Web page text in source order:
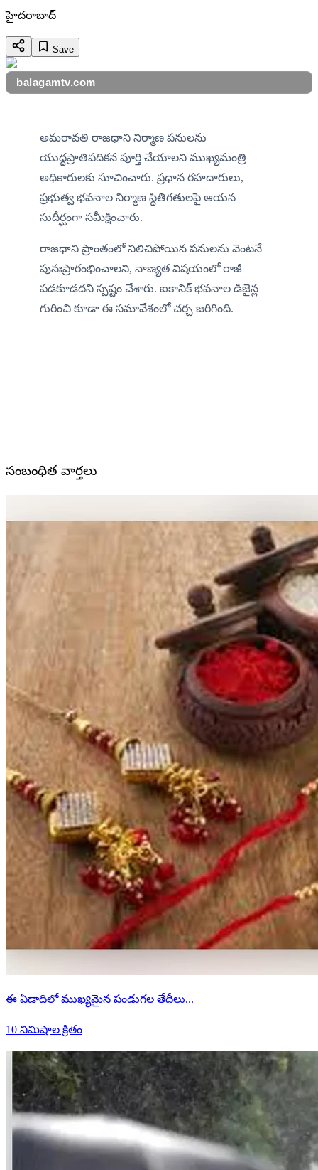
హైదరాబాద్
Save
balagamtv.com
అమరావతి రాజధాని నిర్మాణ పనులను
యుద్ధప్రాతిపదికన పూర్తి చేయాలని ముఖ్యమంత్రి
అధికారులకు సూచించారు. ప్రధాన రహదారులు,
ప్రభుత్వ భవనాల నిర్మాణ స్థితిగతులపై ఆయన
సుదీర్ఘంగా సమీక్షించారు.
రాజధాని ప్రాంతంలో నిలిచిపోయిన పనులను వెంటనే
పునఃప్రారంభించాలని, నాణ్యత విషయంలో రాజీ
పడకూడదని స్పష్టం చేశారు. ఐకానిక్ భవనాల డిజైన్ల
గురించి కూడా ఈ సమావేశంలో చర్చ జరిగింది.
సంబంధిత వార్తలు
ఈ ఏడాదిలో ముఖ్యమైన పండుగల తేదీలు...
10 నిమిషాల క్రితం